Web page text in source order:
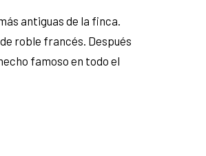
antiguas de la finca.
roble francés. Después
famoso en todo el